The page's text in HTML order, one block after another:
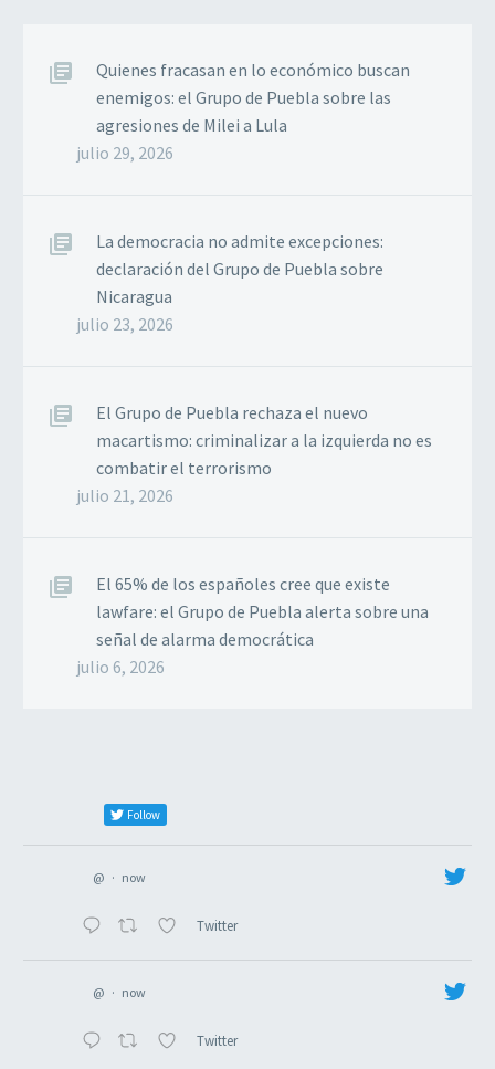
Quienes fracasan en lo económico buscan
enemigos: el Grupo de Puebla sobre las
agresiones de Milei a Lula
julio 29, 2026
La democracia no admite excepciones:
declaración del Grupo de Puebla sobre
Nicaragua
julio 23, 2026
El Grupo de Puebla rechaza el nuevo
macartismo: criminalizar a la izquierda no es
combatir el terrorismo
julio 21, 2026
El 65% de los españoles cree que existe
lawfare: el Grupo de Puebla alerta sobre una
señal de alarma democrática
julio 6, 2026
Follow
@ · now
Twitter
@ · now
Twitter